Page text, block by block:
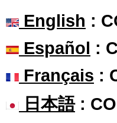
English :
Español :
Français :
日本語: